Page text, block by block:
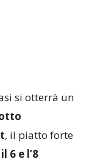
si otterrà un
, il piatto forte